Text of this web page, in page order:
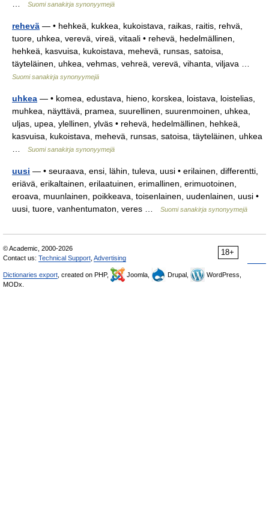
Suomi sanakirja synonyymejä
rehevä — • hehkeä, kukkea, kukoistava, raikas, raitis, rehvä,
tuore, uhkea, verevä, vireä, vitaali • rehevä, hedelmällinen,
hehkeä, kasvuisa, kukoistava, mehevä, runsas, satoisa,
täyteläinen, uhkea, vehmas, vehreä, verevä, vihanta, viljava …
Suomi sanakirja synonyymejä
uhkea — • komea, edustava, hieno, korskea, loistava, loistelias,
muhkea, näyttävä, pramea, suurellinen, suurenmoinen, uhkea,
uljas, upea, ylellinen, ylväs • rehevä, hedelmällinen, hehkeä,
kasvuisa, kukoistava, mehevä, runsas, satoisa, täyteläinen, uhkea
Suomi sanakirja synonyymejä
uusi — • seuraava, ensi, lähin, tuleva, uusi • erilainen, differentti,
eriävä, erikaltainen, erilaatuinen, erimallinen, erimuotoinen,
eroava, muunlainen, poikkeava, toisenlainen, uudenlainen, uusi •
uusi, tuore, vanhentumaton, veres …
Suomi sanakirja synonyymejä
18+
© Academic, 2000-2026
Contact us: Technical Support Advertising
Dictionaries export , created on PHP, Joomla, Drupal,
WordPress,
MODx.